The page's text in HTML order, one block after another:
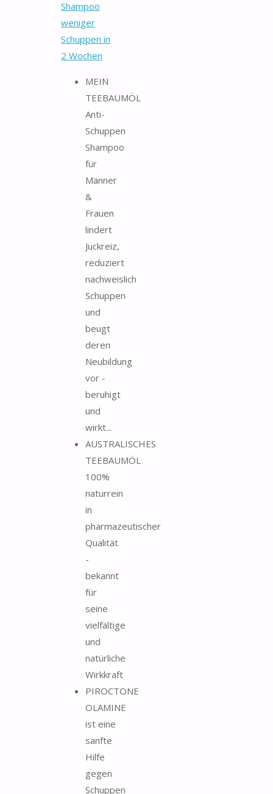
Shampoo
weniger
Schuppen in
2 Wochen
MEIN
TEEBAUMÖL
Anti-
Schuppen
Shampoo
für
Männer
&
Frauen
lindert
Juckreiz,
reduziert
nachweislich
Schuppen
und
beugt
deren
Neubildung
vor -
beruhigt
und
wirkt...
AUSTRALISCHES
TEEBAUMÖL
100%
naturrein
in
pharmazeutischer
Qualität
-
bekannt
für
seine
vielfältige
und
natürliche
Wirkkraft
PIROCTONE
OLAMINE
ist eine
sanfte
Hilfe
gegen
Schuppen